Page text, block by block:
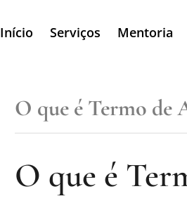
Início Serviços Mentoria
O que é Termo de
O que é